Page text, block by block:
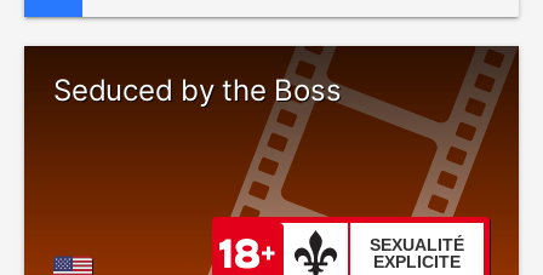
Seduced by the Boss
SEXUALITÉ
EXPLICITE